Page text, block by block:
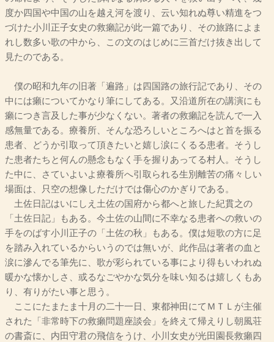
度か四国や中国の山を越え河を渡り、云い知れぬ尊い精進をつ
づけた小川正子女史の救癩記が此一篇であり、その旅路によま
れし数多い歌の中から、この文のはじめに三首だけ抜き出して
見たのである。
僕の昭和九年の旧著「遍路」は四国路の旅行記であり、その
中には癩についてかなり筆にしてある。又沿道所在の講演にも
癩につき言及した事が少なくない。著者の救癩記を読んで一入
感無量である。療養所、そんな恐ろしいところへはと首を振る
患者、どうか引取って頂きたいと嬉し涙にくるる患者。そうし
た患者たちと何んの懸念もなく手を握りあってる村人。そうし
た中に、さていよいよ療養所へ引取られる生別離苦の痛々しい
場面は、只空の想像しただけでは傷心のかぎりである。
土佐日記はいにしえ土佐の国府から都へと旅した紀貫之の
「土佐日記」もある。今土佐の山間に不幸なる患者への救いの
手をのばす小川正子の「土佐の秋」もある。僕は短歌の方に足
を踏み入れているからいうのでは無いが、此作品は著者の血と
涙に滲んでる筆先に、歌が彩られている事により得もいわれぬ
暖かな懐かしさ、或るなごやかな気分を味い知るは嬉しくもあ
り、有りがたい事と思う。
ここにたまたま十月の二十一日、東都神田にてＭＴＬが主催
された「非常時下の救癩問題座談会」を終えて帰えりし朝風荘
の書斎に、内田守君の飛信をうけ、小川女史が光田園長救癩四